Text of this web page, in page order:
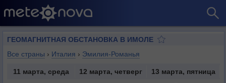
ГЕОМАГНИТНАЯ ОБСТАНОВКА В ИМОЛЕ
Все страны › Италия › Эмилия-Романья
11 марта, среда 12 марта, четверг
13 марта, пятница